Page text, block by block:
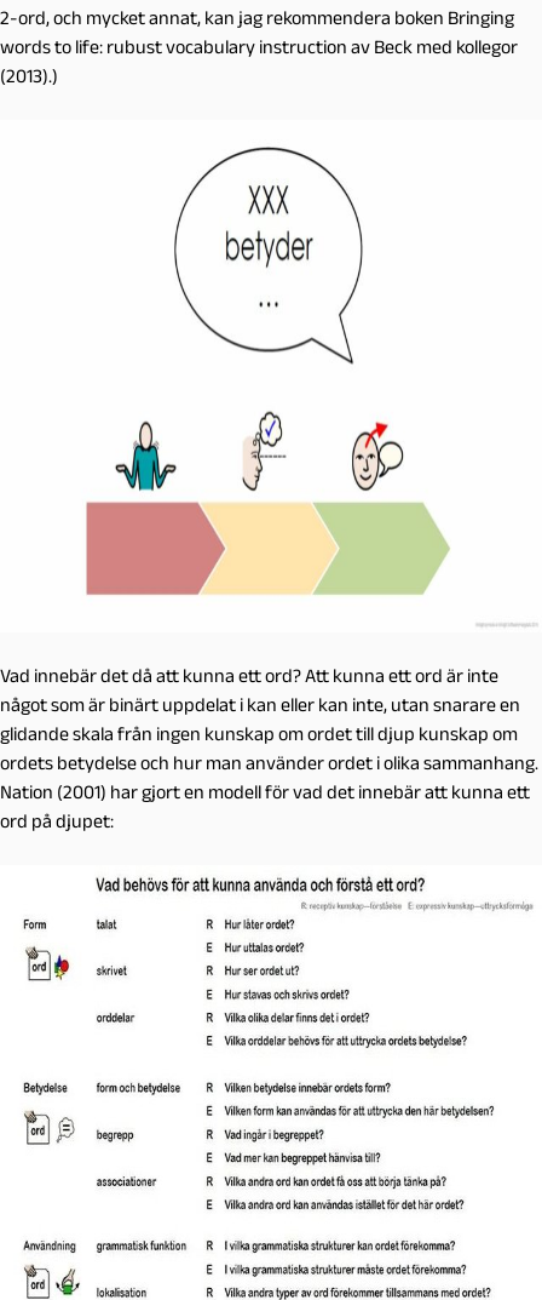
2-ord, och mycket annat, kan jag rekommendera boken Bringing
words to life: rubust vocabulary instruction av Beck med kollegor
(2013).)
Vad innebär det då att kunna ett ord? Att kunna ett ord är inte
något som är binärt uppdelat i kan eller kan inte, utan snarare en
glidande skala från ingen kunskap om ordet till djup kunskap om
ordets betydelse och hur man använder ordet i olika sammanhang.
Nation (2001) har gjort en modell för vad det innebär att kunna ett
ord på djupet: